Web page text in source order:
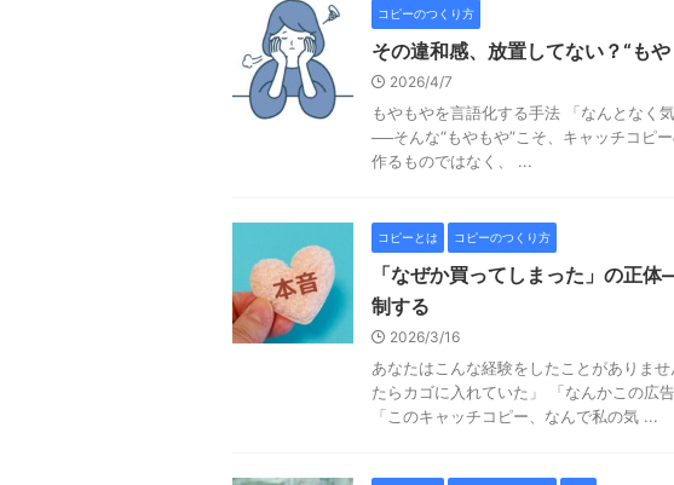
コピーのつくり方
その違和感、放置してない？“も
2026/4/7
もやもやを言語化する手法 「なんとなく
──そんな“もやもや”こそ、キャッチコピ
作るものではなく、 ...
コピーとは コピーのつくり方
「なぜか買ってしまった」の正
制する
2026/3/16
あなたはこんな経験をしたことがありま
たらカゴに入れていた」 「なんかこの広
「このキャッチコピー、なんで私の気 ...